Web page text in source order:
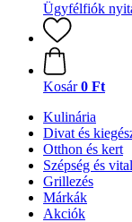
Ügyfélfiók
Kosár 0 Ft
Kulinária
Divat és
Otthon és kert
Szépség és
Grillezés
Márkák
Akciók